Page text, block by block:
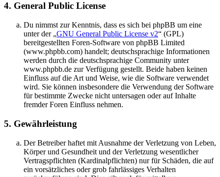
4. General Public License
Du nimmst zur Kenntnis, dass es sich bei phpBB um eine
unter der „GNU General Public License v2“ (GPL)
bereitgestellten Foren-Software von phpBB Limited
(www.phpbb.com) handelt; deutschsprachige Informationen
werden durch die deutschsprachige Community unter
www.phpbb.de zur Verfügung gestellt. Beide haben keinen
Einfluss auf die Art und Weise, wie die Software verwendet
wird. Sie können insbesondere die Verwendung der Software
für bestimmte Zwecke nicht untersagen oder auf Inhalte
fremder Foren Einfluss nehmen.
5. Gewährleistung
Der Betreiber haftet mit Ausnahme der Verletzung von Leben,
Körper und Gesundheit und der Verletzung wesentlicher
Vertragspflichten (Kardinalpflichten) nur für Schäden, die auf
ein vorsätzliches oder grob fahrlässiges Verhalten